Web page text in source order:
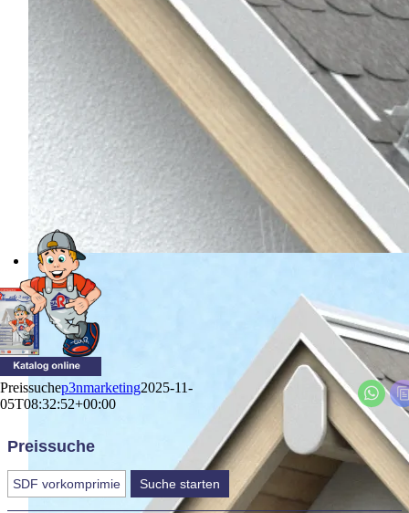
Preis­su­chep3nmarketing2025-11-
05T08:32:52+00:00